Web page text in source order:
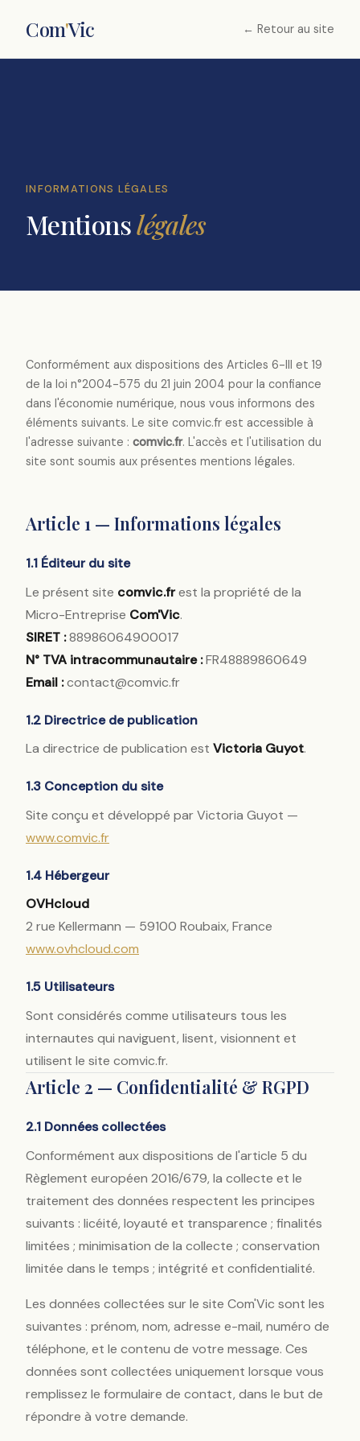
Com'Vic ← Retour au site
INFORMATIONS LÉGALES
Mentionslégales
Conformément aux dispositions des Articles 6-III et 19
de la loi n°2004-575 du 21 juin 2004 pour la confiance
dans l'économie numérique, nous vous informons des
éléments suivants. Le site comvic.fr est accessible à
l'adresse suivante : comvic.fr. L'accès et l'utilisation du
site sont soumis aux présentes mentions légales.
Article 1 — Informations légales
1.1 Éditeur du site
Le présent site comvic.frest la propriété de la
Micro-Entreprise Com'Vic.
SIRET :88986064900017
N° TVA intracommunautaire :FR48889860649
Email :contact@comvic.fr
1.2 Directrice de publication
La directrice de publication est Victoria Guyot.
1.3 Conception du site
Site conçu et développé par Victoria Guyot —
www.comvic.fr
1.4 Hébergeur
OVHcloud
2 rue Kellermann — 59100 Roubaix, France
www.ovhcloud.com
1.5 Utilisateurs
Sont considérés comme utilisateurs tous les
internautes qui naviguent, lisent, visionnent et
utilisent le site comvic.fr.
Article 2 — Confidentialité & RGPD
2.1 Données collectées
Conformément aux dispositions de l'article 5 du
Règlement européen 2016/679, la collecte et le
traitement des données respectent les principes
suivants : licéité, loyauté et transparence ; finalités
limitées ; minimisation de la collecte ; conservation
limitée dans le temps ; intégrité et confidentialité.
Les données collectées sur le site Com'Vic sont les
suivantes : prénom, nom, adresse e-mail, numéro de
téléphone, et le contenu de votre message. Ces
données sont collectées uniquement lorsque vous
remplissez le formulaire de contact, dans le but de
répondre à votre demande.